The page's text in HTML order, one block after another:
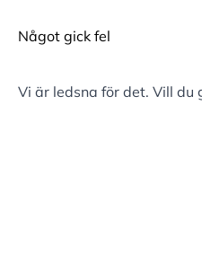
Något gick fel
Vi är ledsna för det. Vill du